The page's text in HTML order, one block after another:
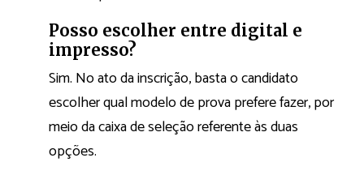
Posso escolher entre digital e
impresso?
Sim. No ato da inscrição, basta o candidato
escolher qual modelo de prova prefere fazer, por
meio da caixa de seleção referente às duas
opções.